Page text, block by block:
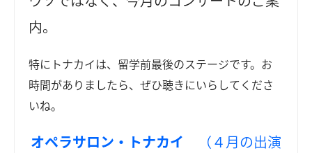
内。
特にトナカイは、留学前最後のステージです。お
時間がありましたら、ぜひ聴きにいらしてくださ
いね。
オペラサロン・トナカイ （４月の出演